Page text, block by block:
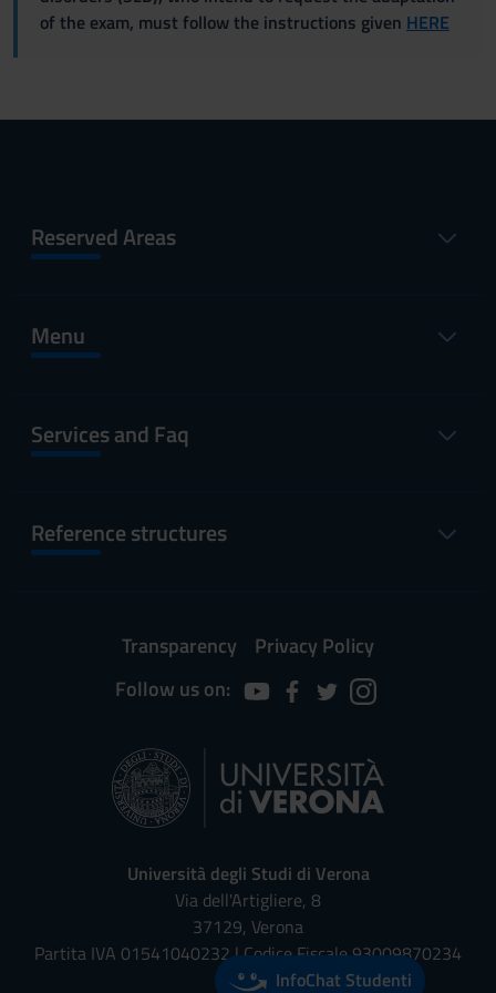
of the exam, must follow the instructions given HERE
Reserved Areas
Menu
Services and Faq
Reference structures
Transparency
Privacy Policy
Follow us on:
Università degli Studi di Verona
Via dell'Artigliere, 8
37129, Verona
Partita IVA 01541040232 | Codice Fiscale 93009870234
InfoChat Studenti